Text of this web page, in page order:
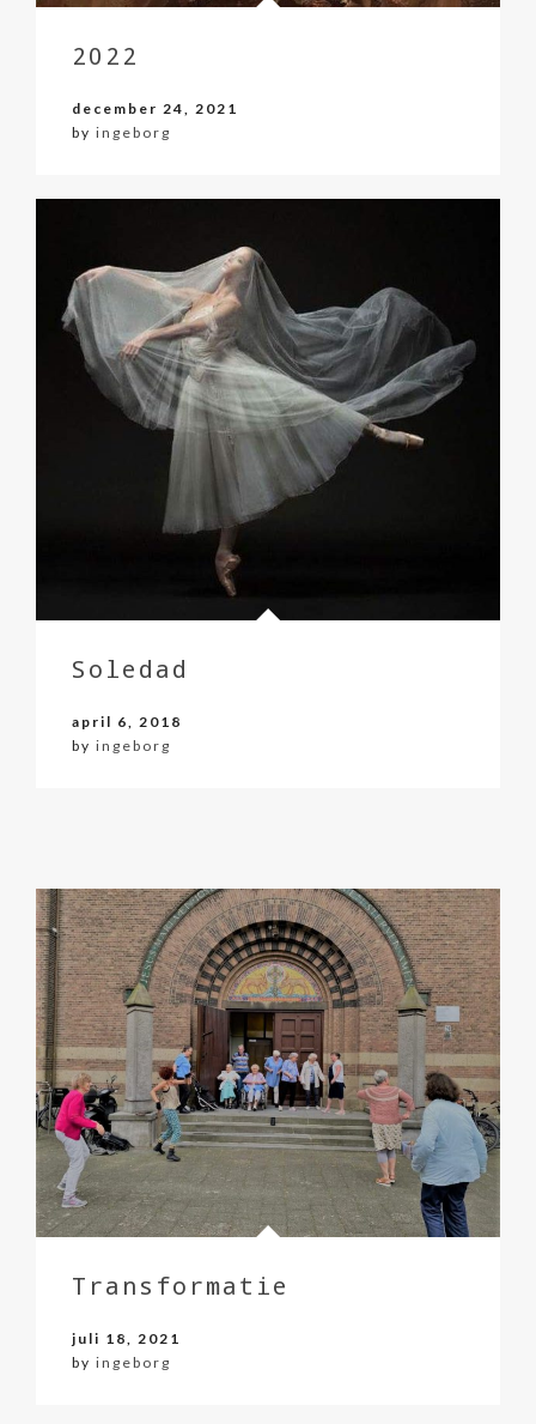
2022
december 24, 2021
by ingeborg
Soledad
april 6, 2018
by ingeborg
Transformatie
juli 18, 2021
by ingeborg